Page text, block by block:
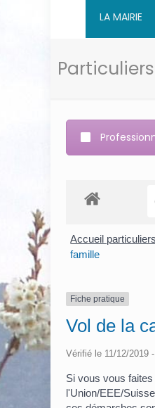
LA MAIRIE
Particuliers
Accueil particuliers
famille
Fiche pratique
Vol de la
Vérifié le 11/12/2019
Si vous vous
l'Union/EEE/